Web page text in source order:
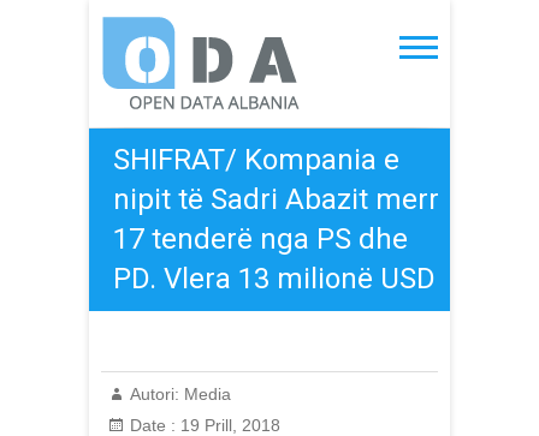
content
Open Data Albania
SHIFRAT/ Kompania e
nipit të Sadri Abazit merr
17 tenderë nga PS dhe
PD. Vlera 13 milionë USD
Autori: Media
Date : 19 Prill, 2018